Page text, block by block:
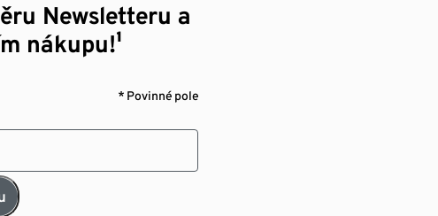
Newsletteru a
nákupu!¹
* Povinné pole